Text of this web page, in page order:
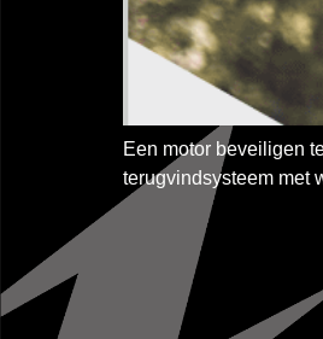
Een motor beveiligen
terugvindsysteem met